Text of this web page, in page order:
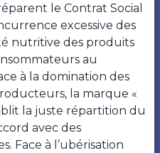
le Contrat Social
excessive des
nutritive des produits
au
à la domination des
la marque «
la juste répartition du
avec des
Face à l’ubérisation